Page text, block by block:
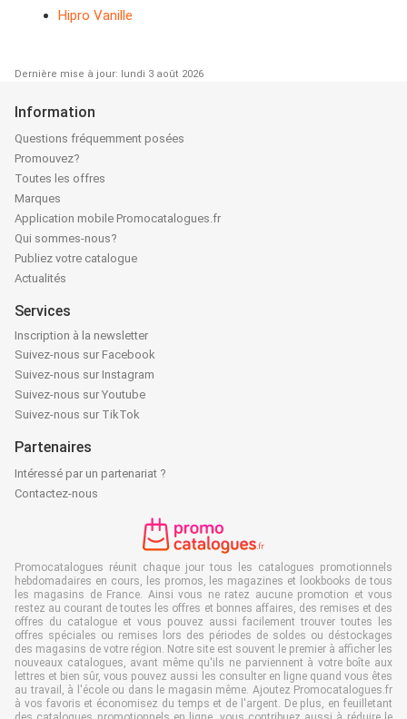
Hipro Vanille
Dernière mise à jour: lundi 3 août 2026
Information
Questions fréquemment posées
Promouvez?
Toutes les offres
Marques
Application mobile Promocatalogues.fr
Qui sommes-nous?
Publiez votre catalogue
Actualités
Services
Inscription à la newsletter
Suivez-nous sur Facebook
Suivez-nous sur Instagram
Suivez-nous sur Youtube
Suivez-nous sur TikTok
Partenaires
Intéressé par un partenariat ?
Contactez-nous
Promocatalogues réunit chaque jour tous les catalogues promotionnels
hebdomadaires en cours, les promos, les magazines et lookbooks de tous
les magasins de France. Ainsi vous ne ratez aucune promotion et vous
restez au courant de toutes les offres et bonnes affaires, des remises et des
offres du catalogue et vous pouvez aussi facilement trouver toutes les
offres spéciales ou remises lors des périodes de soldes ou déstockages
des magasins de votre région. Notre site est souvent le premier à afficher les
nouveaux catalogues, avant même qu'ils ne parviennent à votre boîte aux
lettres et bien sûr, vous pouvez aussi les consulter en ligne quand vous êtes
au travail, à l'école ou dans le magasin même. Ajoutez Promocatalogues.fr
à vos favoris et économisez du temps et de l'argent. De plus, en feuilletant